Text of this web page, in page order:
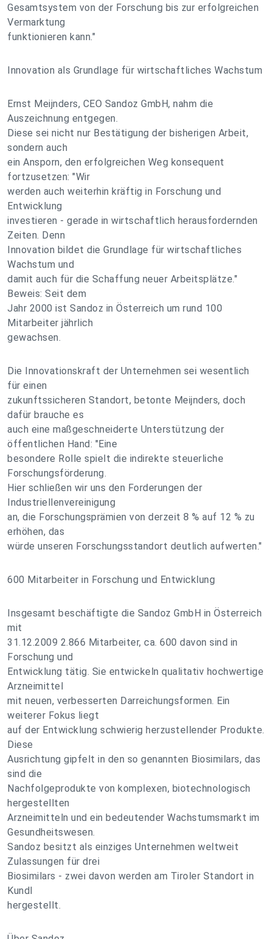
Gesamtsystem von der Forschung bis zur erfolgreichen
Vermarktung
funktionieren kann."
Innovation als Grundlage für wirtschaftliches Wachstum
Ernst Meijnders, CEO Sandoz GmbH, nahm die
Auszeichnung entgegen.
Diese sei nicht nur Bestätigung der bisherigen Arbeit,
sondern auch
ein Ansporn, den erfolgreichen Weg konsequent
fortzusetzen: "Wir
werden auch weiterhin kräftig in Forschung und
Entwicklung
investieren - gerade in wirtschaftlich herausfordernden
Zeiten. Denn
Innovation bildet die Grundlage für wirtschaftliches
Wachstum und
damit auch für die Schaffung neuer Arbeitsplätze."
Beweis: Seit dem
Jahr 2000 ist Sandoz in Österreich um rund 100
Mitarbeiter jährlich
gewachsen.
Die Innovationskraft der Unternehmen sei wesentlich
für einen
zukunftssicheren Standort, betonte Meijnders, doch
dafür brauche es
auch eine maßgeschneiderte Unterstützung der
öffentlichen Hand: "Eine
besondere Rolle spielt die indirekte steuerliche
Forschungsförderung.
Hier schließen wir uns den Forderungen der
Industriellenvereinigung
an, die Forschungsprämien von derzeit 8 % auf 12 % zu
erhöhen, das
würde unseren Forschungsstandort deutlich aufwerten."
600 Mitarbeiter in Forschung und Entwicklung
Insgesamt beschäftigte die Sandoz GmbH in Österreich
mit
31.12.2009 2.866 Mitarbeiter, ca. 600 davon sind in
Forschung und
Entwicklung tätig. Sie entwickeln qualitativ hochwertige
Arzneimittel
mit neuen, verbesserten Darreichungsformen. Ein
weiterer Fokus liegt
auf der Entwicklung schwierig herzustellender Produkte.
Diese
Ausrichtung gipfelt in den so genannten Biosimilars, das
sind die
Nachfolgeprodukte von komplexen, biotechnologisch
hergestellten
Arzneimitteln und ein bedeutender Wachstumsmarkt im
Gesundheitswesen.
Sandoz besitzt als einziges Unternehmen weltweit
Zulassungen für drei
Biosimilars - zwei davon werden am Tiroler Standort in
Kundl
hergestellt.